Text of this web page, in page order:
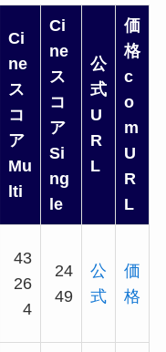
Ci
ne
ス
コ
ア
Mu
lti
Ci
ne
ス
コ
ア
Si
ng
le
公
式
U
R
L
価
格
c
o
m
U
R
L
43
26
4
24
49
公
式
価
格